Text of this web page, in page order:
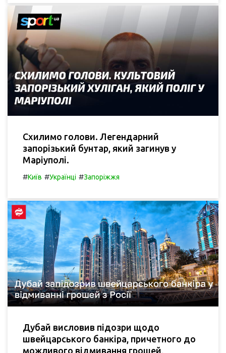
Схилимо голови. Легендарний
запорізький бунтар, який загинув у
Маріуполі.
#Київ #Українці #Запоріжжя
Дубай висловив підозри щодо
швейцарського банкіра, причетного до
можливого відмивання грошей,